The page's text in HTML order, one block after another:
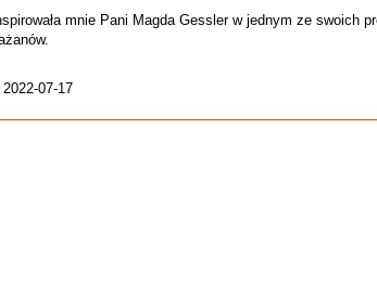
mnie Pani Magda Gessler w jednym ze swoich
07-17